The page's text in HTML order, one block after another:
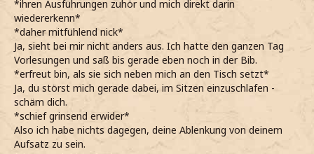
*ihren Ausführungen zuhör und mich direkt darin
wiedererkenn*
*daher mitfühlend nick*
Ja, sieht bei mir nicht anders aus. Ich hatte den ganzen Tag
Vorlesungen und saß bis gerade eben noch in der Bib.
*erfreut bin, als sie sich neben mich an den Tisch setzt*
Ja, du störst mich gerade dabei, im Sitzen einzuschlafen -
schäm dich.
*schief grinsend erwider*
Also ich habe nichts dagegen, deine Ablenkung von deinem
Aufsatz zu sein.